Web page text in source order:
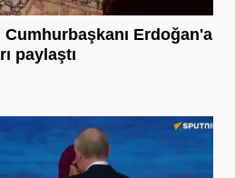
Cumhurbaşkanı Erdoğan'a
paylaştı